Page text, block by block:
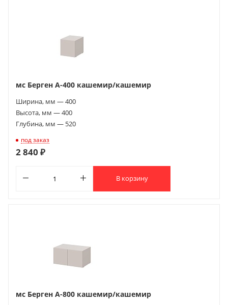
мс Берген А-400 кашемир/кашемир
Ширина, мм — 400
Высота, мм — 400
Глубина, мм — 520
под заказ
2 840 ₽
В корзину
мс Берген А-800 кашемир/кашемир